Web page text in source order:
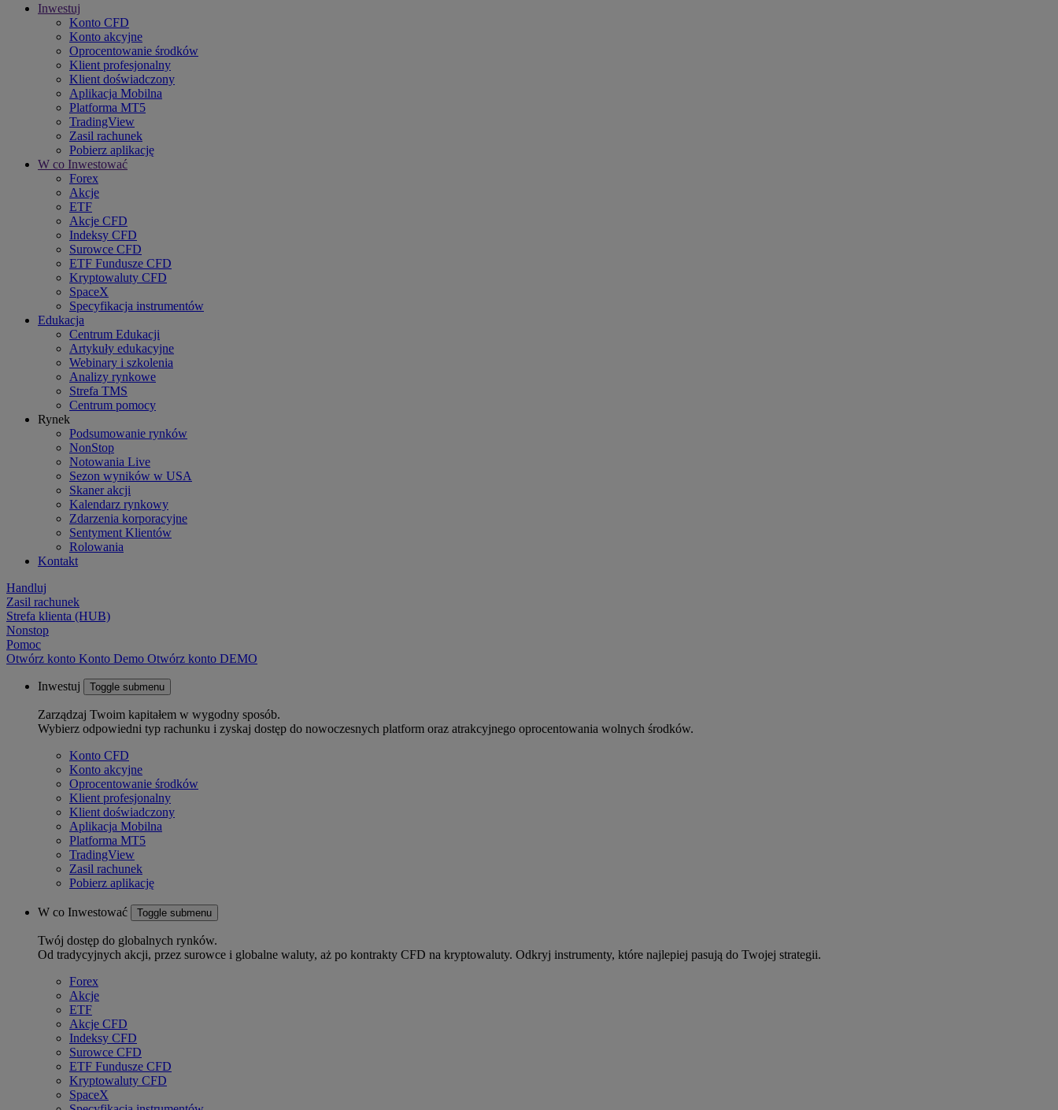
Inwestuj
Konto CFD
Konto akcyjne
Oprocentowanie środków
Klient profesjonalny
Klient doświadczony
Aplikacja Mobilna
Platforma MT5
TradingView
Zasil rachunek
Pobierz aplikację
W co Inwestować
Forex
Akcje
ETF
Akcje CFD
Indeksy CFD
Surowce CFD
ETF Fundusze CFD
Kryptowaluty CFD
SpaceX
Specyfikacja instrumentów
Edukacja
Centrum Edukacji
Artykuły edukacyjne
Webinary i szkolenia
Analizy rynkowe
Strefa TMS
Centrum pomocy
Rynek
Podsumowanie rynków
NonStop
Notowania Live
Sezon wyników w USA
Skaner akcji
Kalendarz rynkowy
Zdarzenia korporacyjne
Sentyment Klientów
Rolowania
Kontakt
Handluj
Zasil rachunek
Strefa klienta (HUB)
Nonstop
Pomoc
Otwórz konto Konto Demo Otwórz konto DEMO
Inwestuj Toggle submenu
Zarządzaj Twoim kapitałem w wygodny sposób.
Wybierz odpowiedni typ rachunku i zyskaj dostęp do nowoczesnych platform oraz atrakcyjnego oprocentowania wolnych środków.
Konto CFD
Konto akcyjne
Oprocentowanie środków
Klient profesjonalny
Klient doświadczony
Aplikacja Mobilna
Platforma MT5
TradingView
Zasil rachunek
Pobierz aplikację
W co Inwestować Toggle submenu
Twój dostęp do globalnych rynków.
Od tradycyjnych akcji, przez surowce i globalne waluty, aż po kontrakty CFD na kryptowaluty. Odkryj instrumenty, które najlepiej pasują do Twojej strategii.
Forex
Akcje
ETF
Akcje CFD
Indeksy CFD
Surowce CFD
ETF Fundusze CFD
Kryptowaluty CFD
SpaceX